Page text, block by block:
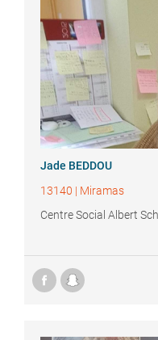
Jade BEDDOU
13140 | Miramas
Centre Social Albert